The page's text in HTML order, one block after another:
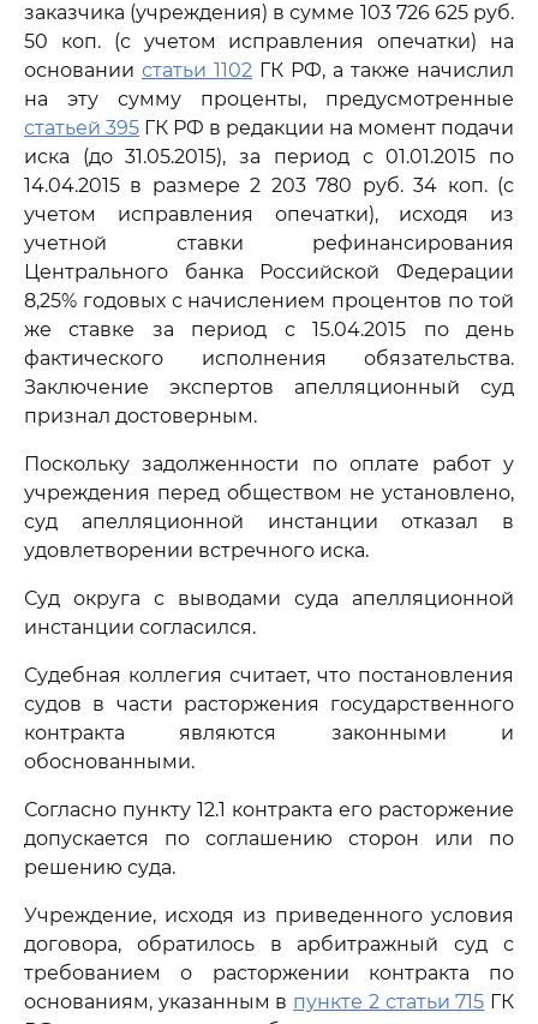
заказчика (учреждения) в сумме 103 726 625 руб.
50 коп. (с учетом исправления опечатки) на
основании статьи 1102 ГК РФ, а также начислил
на эту сумму проценты, предусмотренные
статьей 395 ГК РФ в редакции на момент подачи
иска (до 31.05.2015), за период с 01.01.2015 по
14.04.2015 в размере 2 203 780 руб. 34 коп. (с
учетом исправления опечатки), исходя из
учетной ставки рефинансирования
Центрального банка Российской Федерации
8,25% годовых с начислением процентов по той
же ставке за период с 15.04.2015 по день
фактического исполнения обязательства.
Заключение экспертов апелляционный суд
признал достоверным.
Поскольку задолженности по оплате работ у
учреждения перед обществом не установлено,
суд апелляционной инстанции отказал в
удовлетворении встречного иска.
Суд округа с выводами суда апелляционной
инстанции согласился.
Судебная коллегия считает, что постановления
судов в части расторжения государственного
контракта являются законными и
обоснованными.
Согласно пункту 12.1 контракта его расторжение
допускается по соглашению сторон или по
решению суда.
Учреждение, исходя из приведенного условия
договора, обратилось в арбитражный суд с
требованием о расторжении контракта по
основаниям, указанным в пункте 2 статьи 715 ГК